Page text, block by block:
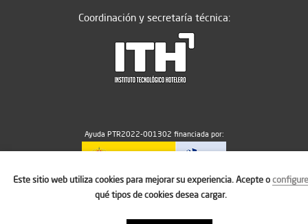
Coordinación y secretaría técnica:
Ayuda PTR2022-001302 financiada por:
MICIU/AEI/10.13039/501100011033
Este sitio web utiliza cookies para mejorar su experiencia. Acepte oconfigure
qué tipos de cookies desea cargar.